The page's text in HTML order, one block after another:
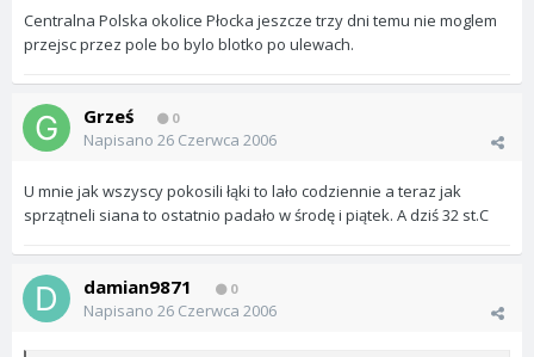
Centralna Polska okolice Płocka jeszcze trzy dni temu nie moglem
przejsc przez pole bo bylo blotko po ulewach.
Grześ 0
Napisano 26 Czerwca 2006
U mnie jak wszyscy pokosili łąki to lało codziennie a teraz jak
sprzątneli siana to ostatnio padało w środę i piątek. A dziś 32 st.C
damian9871 0
Napisano 26 Czerwca 2006